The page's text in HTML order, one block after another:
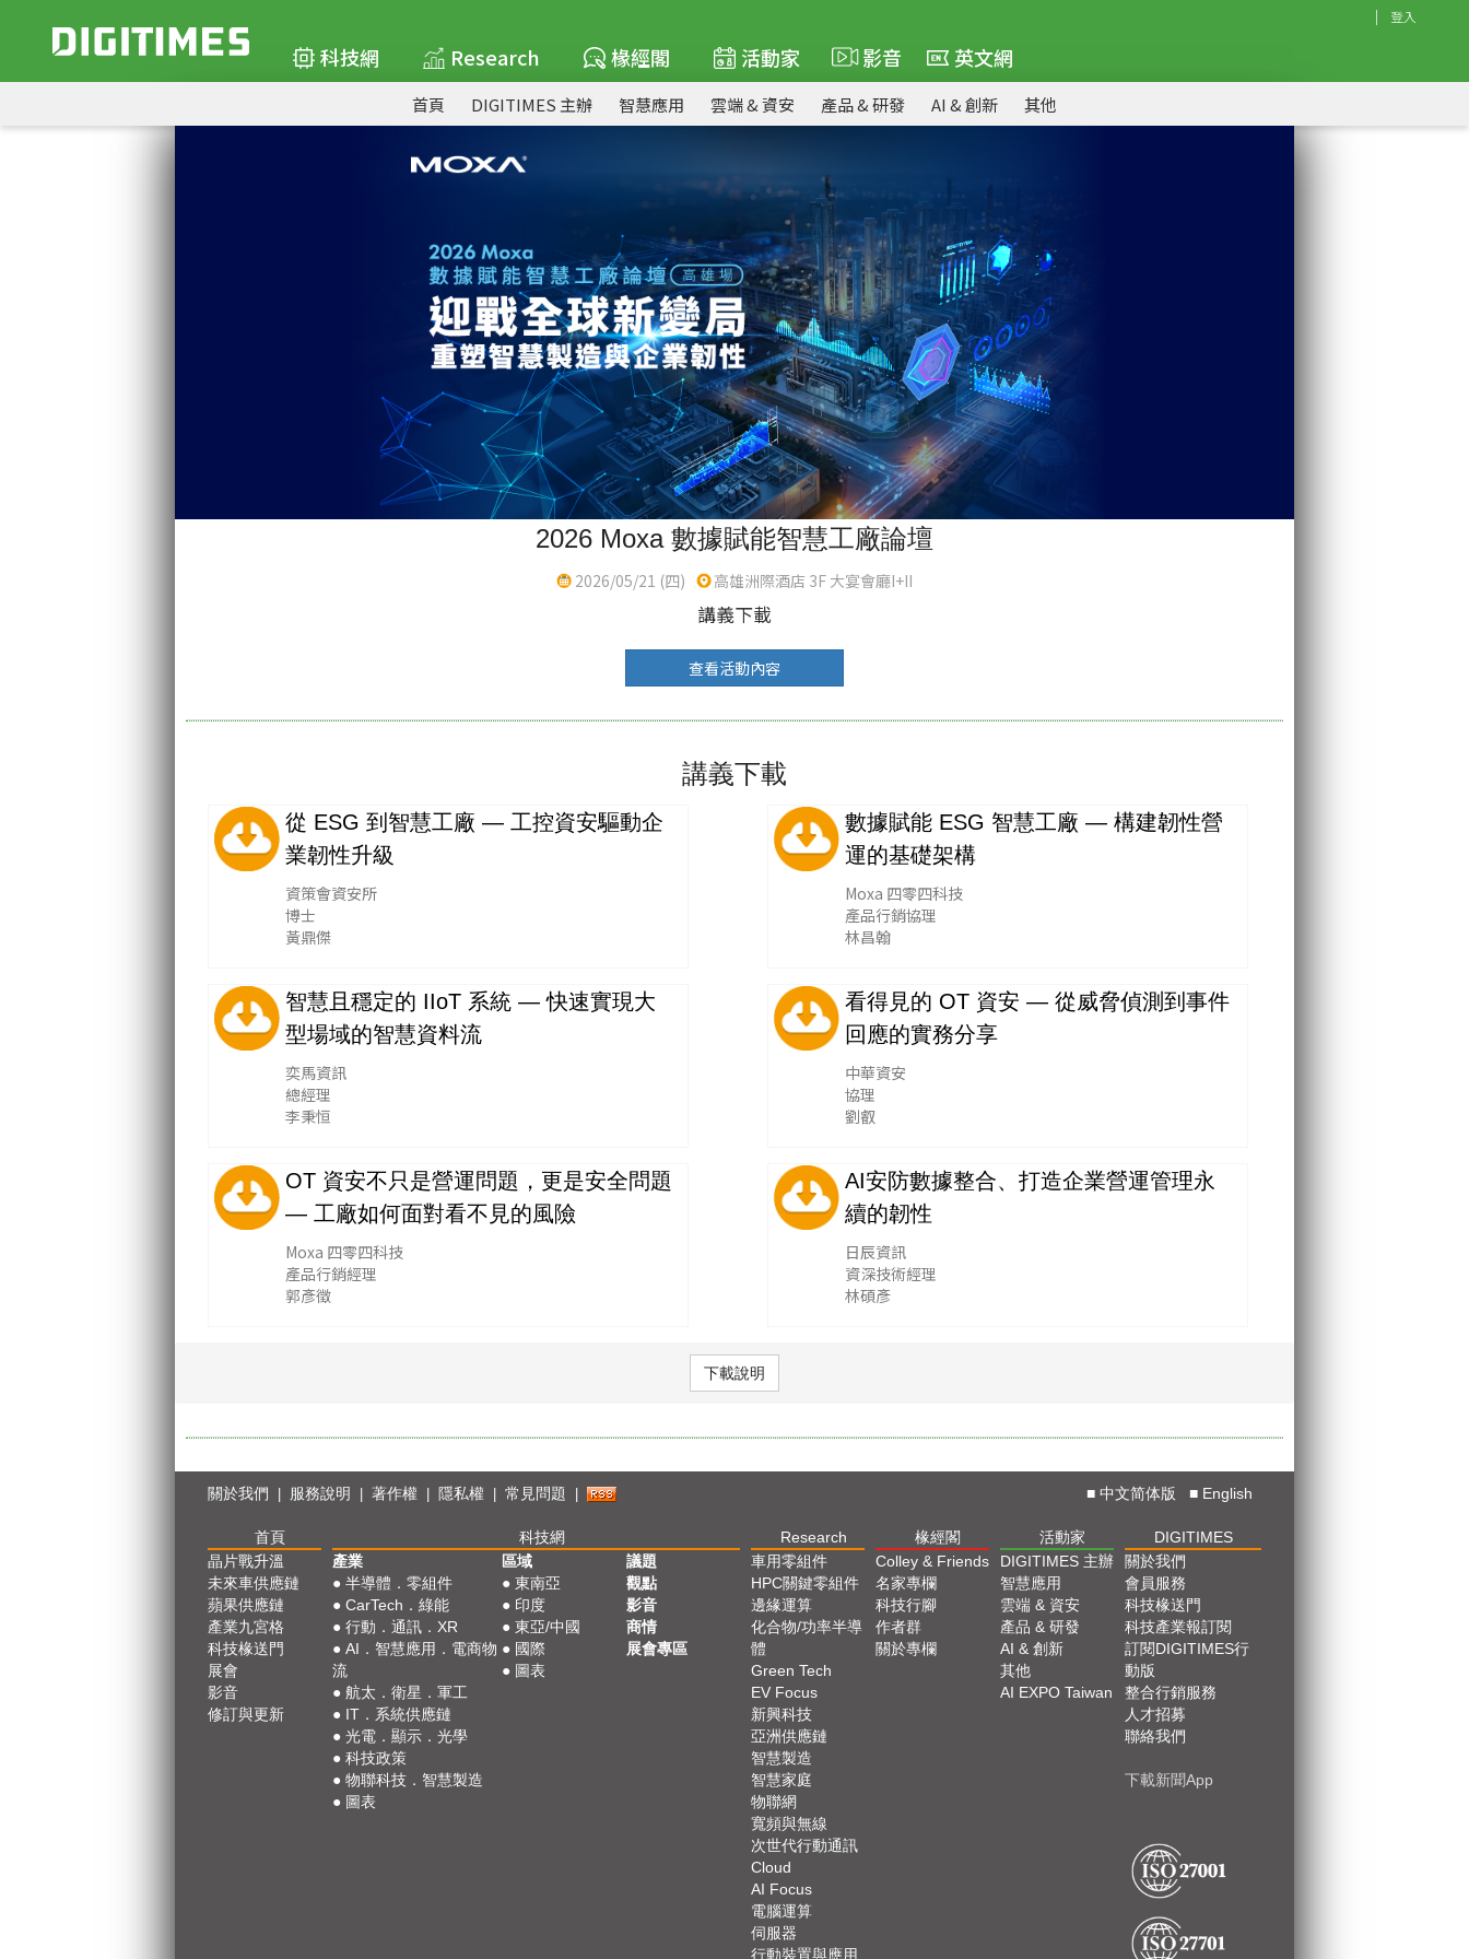
｜ 登入
科技網 Research 椽經閣 活動家 影音 英文網
首頁 DIGITIMES 主辦 智慧應用 雲端 & 資安 產品 & 研發 AI & 創新 其他
2026 Moxa 數據賦能智慧工廠論壇
2026/05/21 (四) 高雄洲際酒店 3F 大宴會廳I+II
講義下載
查看活動內容
講義下載
從 ESG 到智慧工廠 — 工控資安驅動企
業韌性升級
資策會資安所
博士
黃鼎傑
數據賦能 ESG 智慧工廠 — 構建韌性營
運的基礎架構
Moxa 四零四科技
產品行銷協理
林昌翰
智慧且穩定的 IIoT 系統 — 快速實現大
型場域的智慧資料流
奕馬資訊
總經理
李秉恒
看得見的 OT 資安 — 從威脅偵測到事件
回應的實務分享
中華資安
協理
劉叡
OT 資安不只是營運問題，更是安全問題
— 工廠如何面對看不見的風險
Moxa 四零四科技
產品行銷經理
郭彥徵
AI安防數據整合、打造企業營運管理永
續的韌性
日辰資訊
資深技術經理
林碩彥
下載說明
關於我們 服務說明 著作權 隱私權 常見問題 ■ 中文简体版 ■ English
首頁 科技網 Research 椽經閣 活動家
DIGITIMES
晶片戰升溫
未來車供應鏈
蘋果供應鏈
產業九宮格
科技椽送門
展會
影音
修訂與更新
產業
● 半導體．零組件
● CarTech．綠能
● 行動．通訊．XR
● AI．智慧應用．電商物
流
● 航太．衛星．軍工
● IT．系統供應鏈
● 光電．顯示．光學
● 科技政策
● 物聯科技．智慧製造
● 圖表
區域
● 東南亞
● 印度
● 東亞/中國
● 國際
● 圖表
議題
觀點
影音
商情
展會專區
車用零組件
HPC關鍵零組件
邊緣運算
化合物/功率半導
體
Green Tech
EV Focus
新興科技
亞洲供應鏈
智慧製造
智慧家庭
物聯網
寬頻與無線
次世代行動通訊
Cloud
AI Focus
電腦運算
伺服器
行動裝置與應用
Colley & Friends
名家專欄
科技行腳
作者群
關於專欄
DIGITIMES 主辦
智慧應用
雲端 & 資安
產品 & 研發
AI & 創新
其他
AI EXPO Taiwan
關於我們
會員服務
科技椽送門
科技產業報訂閱
訂閱DIGITIMES行
動版
整合行銷服務
人才招募
聯絡我們
下載新聞App